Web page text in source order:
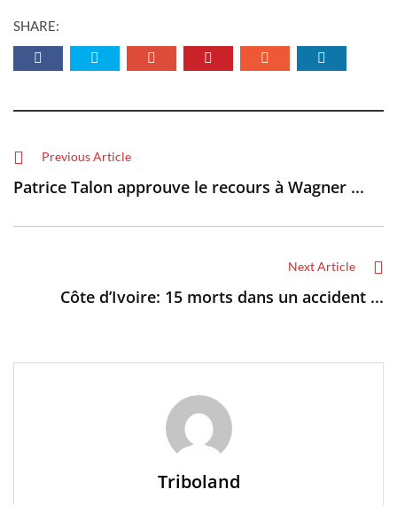
SHARE:
Previous Article
Patrice Talon approuve le recours à Wagner ...
Next Article
Côte d’Ivoire: 15 morts dans un accident ...
Triboland